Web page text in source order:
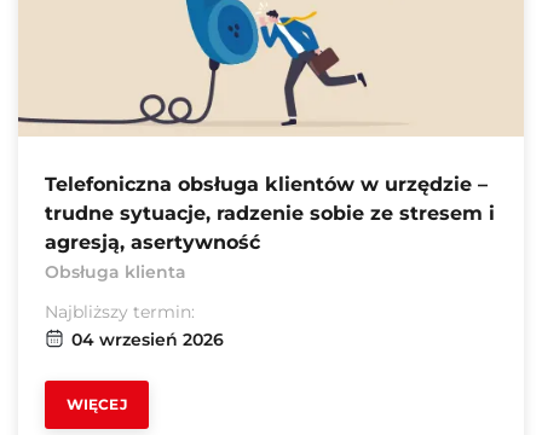
Telefoniczna obsługa klientów w urzędzie –
trudne sytuacje, radzenie sobie ze stresem i
agresją, asertywność
Obsługa klienta
Najbliższy termin:
04 wrzesień 2026
WIĘCEJ